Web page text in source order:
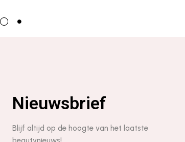
Nieuwsbrief
Blijf altijd op de hoogte van het laatste